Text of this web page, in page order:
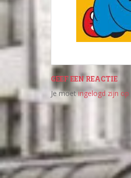
GEEF EEN REACTIE
Je moetingelogd zijn op